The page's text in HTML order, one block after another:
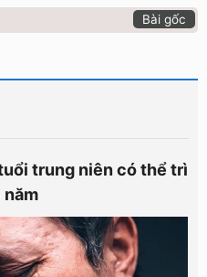
Bài gốc
trung niên có thể trì
năm